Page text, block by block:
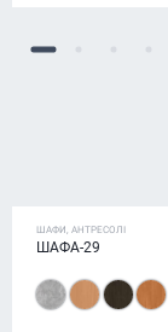
ШАФИ, АНТРЕСОЛІ
ШАФА-29